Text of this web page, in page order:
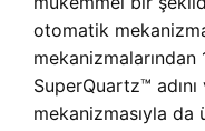
otomatik
SuperQuartz™
mekanizmasıyla da